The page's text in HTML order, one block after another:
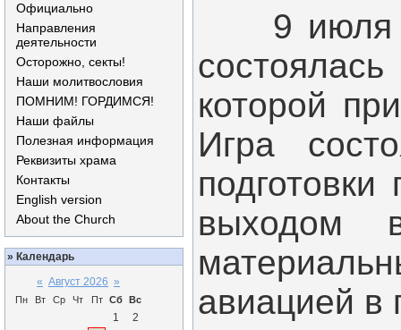
Официально
Направления
деятельности
Осторожно, секты!
Наши молитвословия
ПОМНИМ! ГОРДИМСЯ!
Наши файлы
Полезная информация
Реквизиты храма
Контакты
English version
About the Church
» Календарь
« Август 2026 »
Пн Вт Ср Чт Пт Сб Вс
1
2
9 июля
которой
Игра
выходом
авиацией в